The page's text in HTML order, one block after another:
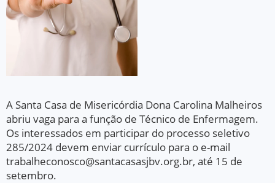
A Santa Casa de Misericórdia Dona Carolina Malheiros
abriu vaga para a função de Técnico de Enfermagem.
Os interessados em participar do processo seletivo
285/2024 devem enviar currículo para o e-mail
trabalheconosco@santacasasjbv.org.br, até 15 de
setembro.